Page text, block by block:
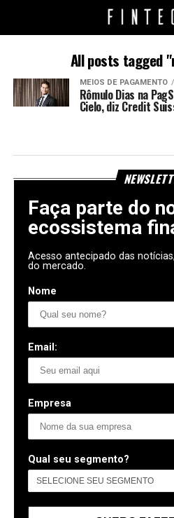
All posts tagged
MEIOS DE PAGAMENTO
Rômulo Dias na
Cielo, diz Credit
Faça parte do
ecossistema
Acesso antecipado das
do mercado.
Nome
Email:
Empresa
Qual seu segmento?